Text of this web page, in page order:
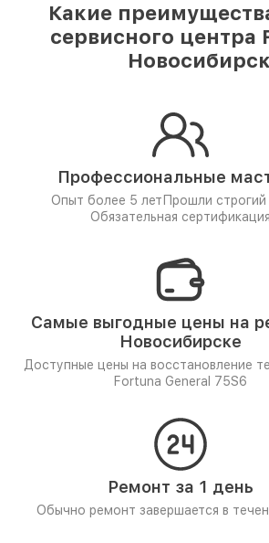
Какие
сервисного центра
Профессиональные
Опыт более 5 лет Прошли
Обязательная сертификация
Самые выгодные цены на
Новосибирске
Доступные цены на восстановление
Fortuna General 75S6
Ремонт за 1 день
Обычно ремонт завершается в